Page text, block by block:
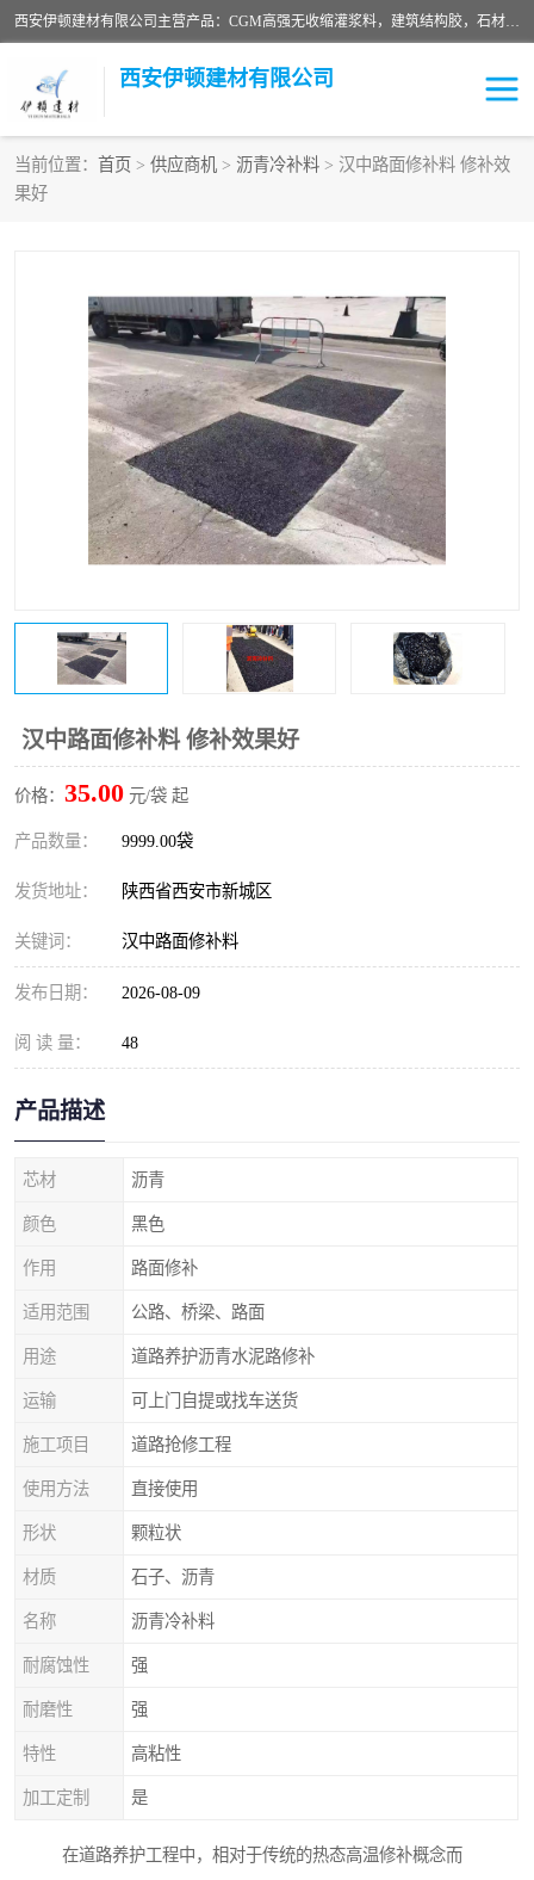
西安伊顿建材有限公司主营产品：CGM高强无收缩灌浆料，建筑结构胶，石材粘合剂，柔性防水材料，环氧修补砂浆等在各个行业得到了客户认可。
西安伊顿建材有限公司
当前位置： 首页 > 供应商机 > 沥青冷补料 > 汉中路面修补料 修补效
果好
汉中路面修补料 修补效果好
价格： 35.00 元/袋 起
产品数量： 9999.00袋
发货地址： 陕西省西安市新城区
关键词： 汉中路面修补料
发布日期： 2026-08-09
阅 读 量： 48
产品描述
芯材 沥青
颜色 黑色
作用 路面修补
适用范围 公路、桥梁、路面
用途 道路养护沥青水泥路修补
运输 可上门自提或找车送货
施工项目 道路抢修工程
使用方法 直接使用
形状 颗粒状
材质 石子、沥青
名称 沥青冷补料
耐腐蚀性 强
耐磨性 强
特性 高粘性
加工定制 是
在道路养护工程中，相对于传统的热态高温修补概念而
灌浆料
自流平水泥 水泥路面修补材料
瓷砖粘合剂 沥青冷补料
高延性混凝土 速凝剂
碳纤维布 金刚砂
桥梁伸缩缝快速修补料 防静电不发火砂浆
膨胀剂 混凝土防碳化涂料
融雪剂